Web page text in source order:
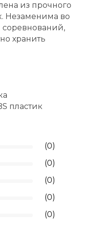
Подставки
Футы
Одежда для
Грифы и
Блины
Утяжелители
Аксессуары
из прочного
Незаменима во
соревнований,
хранить
пластик
(0)
(0)
(0)
(0)
(0)